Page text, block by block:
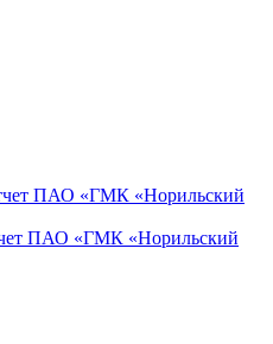
ПАО «ГМК «Норильский
ПАО «ГМК «Норильский